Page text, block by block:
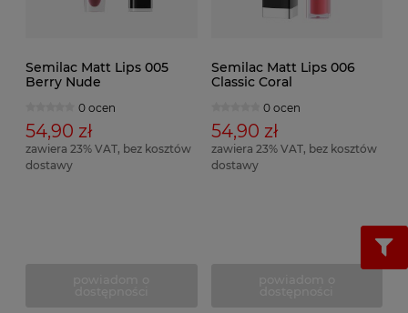
Semilac Matt Lips 005
Berry Nude
0 ocen
54,90 zł
zawiera 23% VAT, bez kosztów
dostawy
Semilac Matt Lips 006
Classic Coral
0 ocen
54,90 zł
zawiera 23% VAT, bez kosztów
dostawy